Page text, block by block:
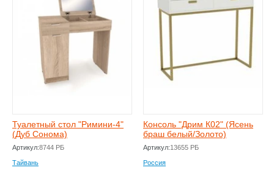
Туалетный стол "Римини-4"
(Дуб Сонома)
Артикул:8744 РБ
Тайвань
Консоль "Дрим К02" (Ясень
браш белый/Золото)
Артикул:13655 РБ
Россия